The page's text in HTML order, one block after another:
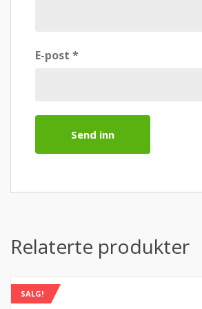
E-post *
Relaterte produkter
SALG!